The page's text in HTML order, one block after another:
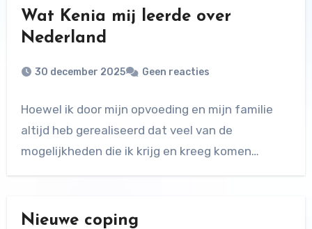
Wat Kenia mij leerde over
Nederland
30 december 2025 Geen reacties
Hoewel ik door mijn opvoeding en mijn familie
altijd heb gerealiseerd dat veel van de
mogelijkheden die ik krijg en kreeg komen…
Nieuwe coping